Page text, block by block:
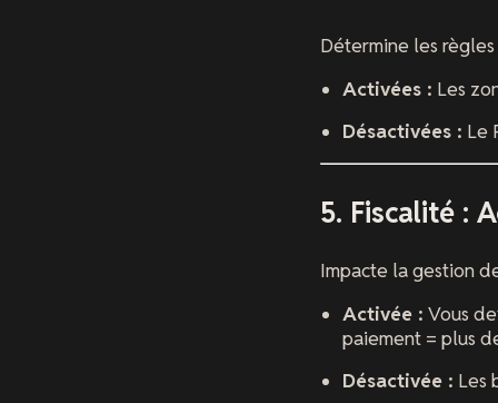
Détermine les
Activées : Les
Désactivées : Le
5. Fiscalité :
Impacte la gestion
Activée : Vous
paiement = plus
Désactivée : Les